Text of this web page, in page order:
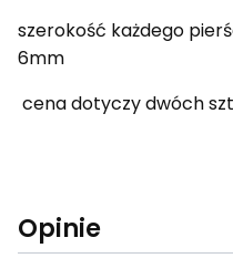
szerokość każdego
6mm
cena dotyczy dwóch
Opinie